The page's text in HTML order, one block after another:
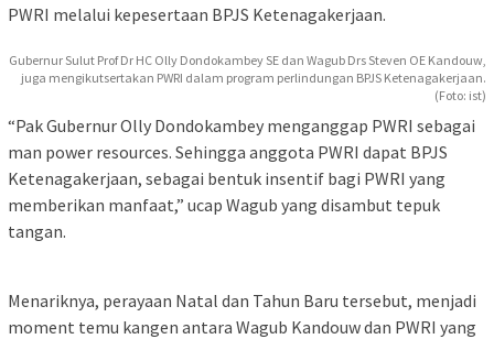
PWRI melalui kepesertaan BPJS Ketenagakerjaan.
Gubernur Sulut Prof Dr HC Olly Dondokambey SE dan Wagub Drs Steven OE Kandouw,
juga mengikutsertakan PWRI dalam program perlindungan BPJS Ketenagakerjaan.
(Foto: ist)
“Pak Gubernur Olly Dondokambey menganggap PWRI sebagai
man power resources. Sehingga anggota PWRI dapat BPJS
Ketenagakerjaan, sebagai bentuk insentif bagi PWRI yang
memberikan manfaat,” ucap Wagub yang disambut tepuk
tangan.
Menariknya, perayaan Natal dan Tahun Baru tersebut, menjadi
moment temu kangen antara Wagub Kandouw dan PWRI yang